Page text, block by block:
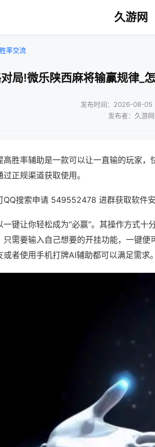
久游网
胜率交流
局!微乐陕西麻将输赢规律_
发布时间：2026-08-05
发布者：久游网
高胜率辅助是一款可以让一直输的玩家，
正规渠道获取使用。
QQ搜索申请 549552478 进群获取软件
一键让你轻松成为“必赢”。其操作方式
只需要输入自己想要的开挂功能，一键
者使用手机打牌AI辅助都可以满足需求。